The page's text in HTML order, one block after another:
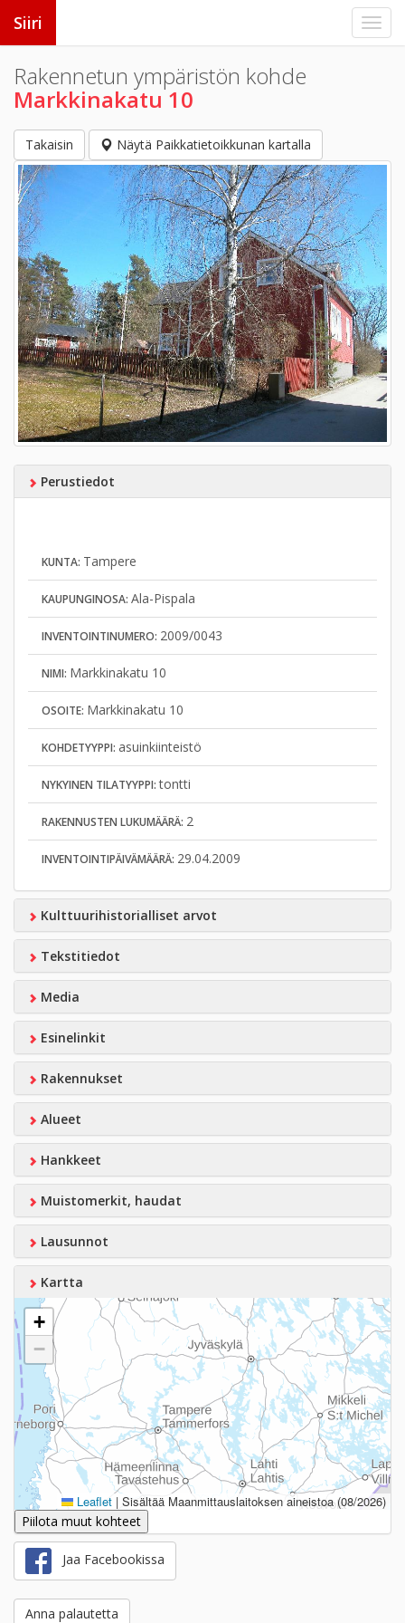
Siiri
Rakennetun ympäristön kohde
Markkinakatu 10
Takaisin Näytä Paikkatietoikkunan kartalla
Perustiedot
KUNTA: Tampere
KAUPUNGINOSA: Ala-Pispala
INVENTOINTINUMERO: 2009/0043
NIMI: Markkinakatu 10
OSOITE: Markkinakatu 10
KOHDETYYPPI: asuinkiinteistö
NYKYINEN TILATYYPPI:tontti
RAKENNUSTEN LUKUMÄÄRÄ: 2
INVENTOINTIPÄIVÄMÄÄRÄ: 29.04.2009
Kulttuurihistorialliset arvot
Tekstitiedot
Media
Esinelinkit
Rakennukset
Alueet
Hankkeet
Muistomerkit, haudat
Lausunnot
Kartta
+
−
Leaflet | Sisältää Maanmittauslaitoksen aineistoa (08/2026)
Piilota muut kohteet
Jaa Facebookissa
Anna palautetta